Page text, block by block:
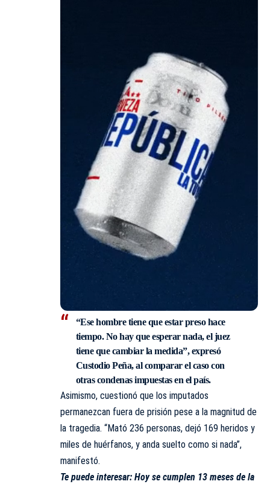
“Ese hombre tiene que estar preso hace
tiempo. No hay que esperar nada, el juez
tiene que cambiar la medida”, expresó
Custodio Peña, al comparar el caso con
otras condenas impuestas en el país.
Asimismo, cuestionó que los imputados
permanezcan fuera de prisión pese a la magnitud de
la tragedia. “Mató 236 personas, dejó 169 heridos y
miles de huérfanos, y anda suelto como si nada”,
manifestó.
Te puede interesar: Hoy se cumplen 13 meses de la